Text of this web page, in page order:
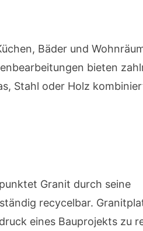
Bäder und
bieten
Stahl oder Holz
Granit durch seine
recycelbar.
eines Bauprojekts zu